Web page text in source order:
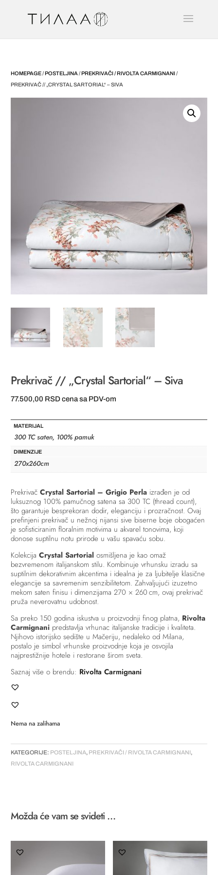
HOMEPAGE/POSTELJINA /PREKRIVAČI / RIVOLTA CARMIGNANI/
PREKRIVAČ // „CRYSTAL SARTORIAL“ – SIVA
Prekrivač // „Crystal Sartorial“ – Siva
77.500,00 RSD cena sa PDV-om
MATERIJAL
300 TC saten, 100% pamuk
DIMENZIJE
270x260cm
PrekrivačCrystal Sartorial – Grigio Perla izrađen je od
luksuznog 100% pamučnog satena sa 300 TC (thread count),
što garantuje besprekoran dodir, eleganciju i prozračnost. Ovaj
prefinjeni prekrivač u nežnoj nijansi sive biserne boje obogaćen
je sofisticiranim floralnim motivima u akvarel tonovima, koji
donose suptilnu notu prirode u vašu spavaću sobu.
KolekcijaCrystal Sartorial osmišljena je kao omaž
bezvremenom italijanskom stilu. Kombinuje vrhunsku izradu sa
suptilnim dekorativnim akcentima i idealna je za ljubitelje klasične
elegancije sa savremenim senzibilitetom. Zahvaljujući izuzetno
mekom saten finisu i dimenzijama 270 × 260 cm, ovaj prekrivač
pruža neverovatnu udobnost.
Sa preko 150 godina iskustva u proizvodnji finog platna, Rivolta
Carmignani predstavlja vrhunac italijanske tradicije i kvaliteta.
Njihovo istorijsko sedište u Mačeriju, nedaleko od Milana,
postalo je simbol vrhunske proizvodnje koja je osvojila
najprestižnije hotele i restorane širom sveta.
Saznaj više o brendu: Rivolta Carmignani
Nema na zalihama
KATEGORIJE: POSTELJINA, PREKRIVAČI / RIVOLTA CARMIGNANI,
RIVOLTA CARMIGNANI
Možda će vam se svideti …